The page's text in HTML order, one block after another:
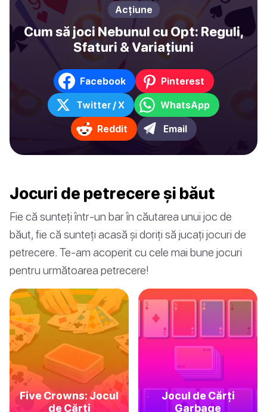
Acțiune
Cum să joci Nebunul cu Opt: Reguli,
Sfaturi & Variațiuni
Facebook Pinterest
Twitter / X WhatsApp
Reddit Email
Jocuri de petrecere și băut
Fie că sunteți într-un bar în căutarea unui joc de
băut, fie că sunteți acasă și doriți să jucați jocuri de
petrecere. Te-am acoperit cu cele mai bune jocuri
pentru următoarea petrecere!
Five Crowns: Jocul
de Cărți
Jocul de Cărți
Garbage